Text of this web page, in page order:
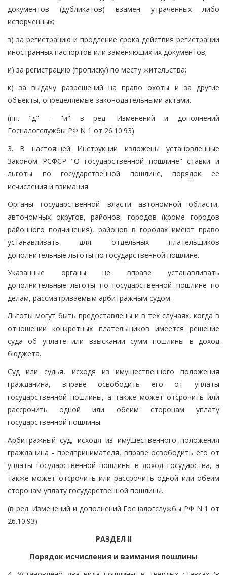
документов (дубликатов) взамен утраченных либо
испорченных;
з) за регистрацию и продление срока действия регистрации
иностранных паспортов или заменяющих их документов;
и) за регистрацию (прописку) по месту жительства;
к) за выдачу разрешений на право охоты и за другие
объекты, определяемые законодательными актами.
(пп. "д" - "и" в ред. Изменений и дополнений
Госналогслужбы РФ N 1 от 26.10.93)
3. В настоящей Инструкции изложены установленные
Законом РСФСР "О государственной пошлине" ставки и
льготы по государственной пошлине, порядок ее
исчисления и взимания.
Органы государственной власти автономной области,
автономных округов, районов, городов (кроме городов
районного подчинения), районов в городах имеют право
устанавливать для отдельных плательщиков
дополнительные льготы по государственной пошлине.
Указанные органы не вправе устанавливать
дополнительные льготы по государственной пошлине по
делам, рассматриваемым арбитражным судом.
Льготы могут быть предоставлены и в тех случаях, когда в
отношении конкретных плательщиков имеется решение
суда об уплате или взыскании сумм пошлины в доход
бюджета.
Суд или судья, исходя из имущественного положения
гражданина, вправе освободить его от уплаты
государственной пошлины, а также может отсрочить или
рассрочить одной или обеим сторонам уплату
государственной пошлины.
Арбитражный суд, исходя из имущественного положения
гражданина - предпринимателя, вправе освободить его от
уплаты государственной пошлины в доход государства, а
также может отсрочить или рассрочить одной или обеим
сторонам уплату государственной пошлины.
(в ред. Изменений и дополнений Госналогслужбы РФ N 1 от
26.10.93)
РАЗДЕЛ II
Порядок исчисления и взимания пошлины